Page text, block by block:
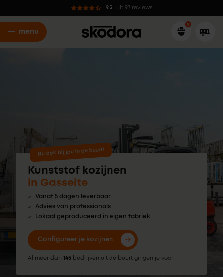
9.3 uit 97 reviews
menu
Nu ook bij jou in de buurt!
Kunststof kozijnen
in Gasselte
Vanaf 5 dagen leverbaar
Advies van professionals
Lokaal geproduceerd in eigen fabriek
Configureer je kozijnen
Al meer dan 145 bedrijven uit de buurt gingen je voor!